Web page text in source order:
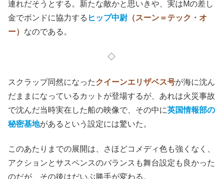
ボンドはマカオで見つけたアンドレアを追って香港に行
き、彼女に吐かせた、スカラマンガが訪れる筈のナイトク
太陽エネルギー王と言われる男が近くで射殺されたこと
で、ボンドは香港警察に逮捕されてしまう。
この警察官がどうも怪しく、ボンドを船に乗せてどこかに
金でボンドに協力するヒップ中尉 （スーン＝テック・オ
ー） なのである。